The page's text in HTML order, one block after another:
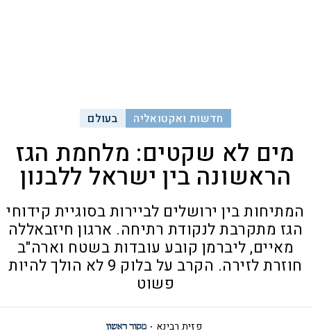
חדשות ואקטואליה בעולם
מים לא שקטים: מלחמת הגז
הראשונה בין ישראל ללבנון
המתיחות בין ירושלים לביירות בסוגיית קידוחי
הגז מתקרבת לנקודת רתיחה. ארגון חיזבאללה
מאיים, ליברמן קובע עובדות בשטח וארה"ב
חוזרת לזירה. הקרב על בלוק 9 לא הולך להיות
פשוט
פזית רבינא